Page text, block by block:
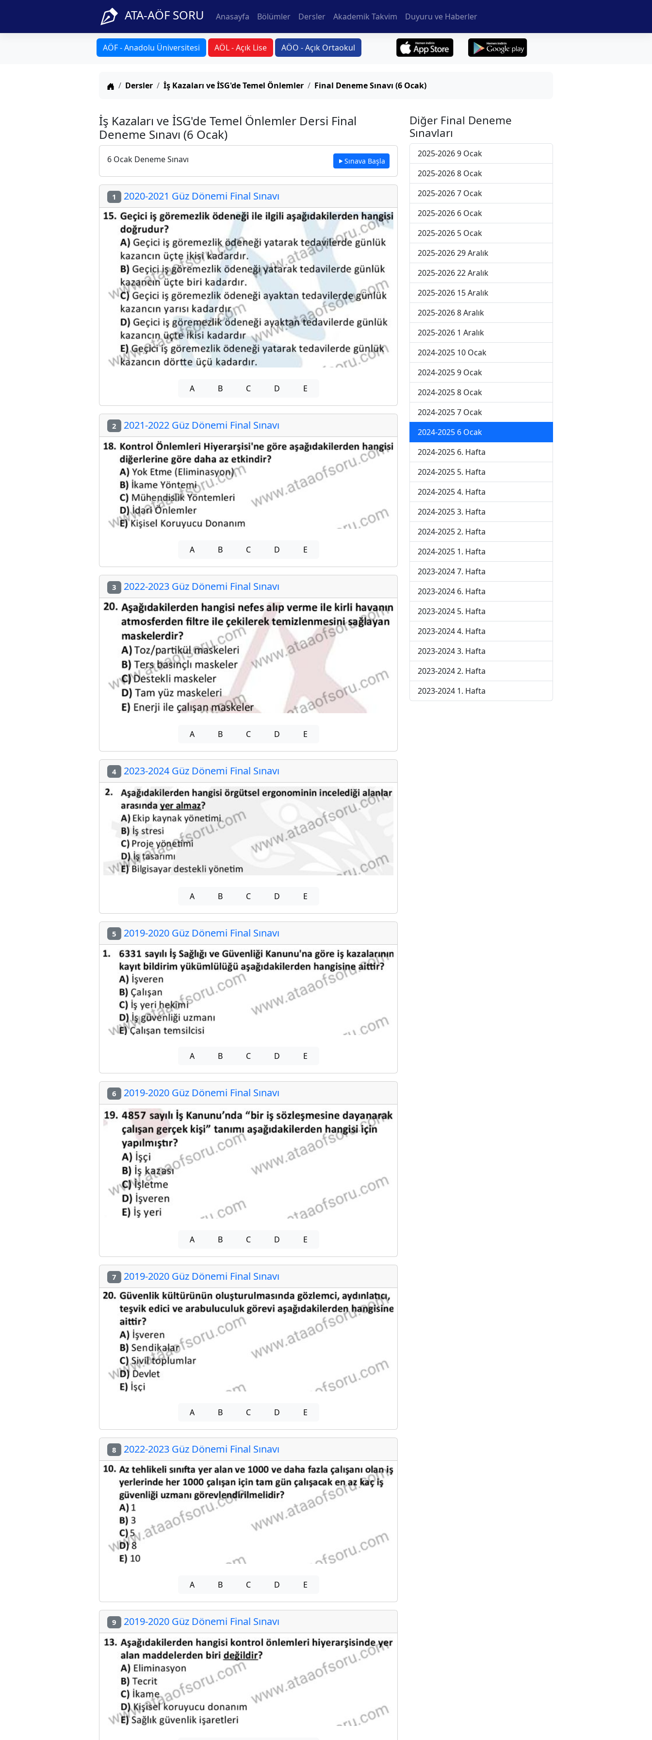
ATA-AÖF SORU Anasayfa Bölümler Dersler Akademik Takvim Duyuru ve Haberler
AÖF - Anadolu Üniversitesi AÖL - Açık Lise AÖO - Açık Ortaokul
Anasayfa
Dersler İş Kazaları ve İSG'de Temel Önlemler Final Deneme Sınavı (6 Ocak)
İş Kazaları ve İSG'de Temel Önlemler Dersi Final
Deneme Sınavı (6 Ocak)
6 Ocak Deneme Sınavı Sınava Başla
1 2020-2021 Güz Dönemi Final Sınavı
A B C D E
2 2021-2022 Güz Dönemi Final Sınavı
A B C D E
3 2022-2023 Güz Dönemi Final Sınavı
A B C D E
4 2023-2024 Güz Dönemi Final Sınavı
A B C D E
5 2019-2020 Güz Dönemi Final Sınavı
A B C D E
6 2019-2020 Güz Dönemi Final Sınavı
A B C D E
7 2019-2020 Güz Dönemi Final Sınavı
A B C D E
8 2022-2023 Güz Dönemi Final Sınavı
A B C D E
9 2019-2020 Güz Dönemi Final Sınavı
Diğer Final Deneme
Sınavları
2025-2026 9 Ocak
2025-2026 8 Ocak
2025-2026 7 Ocak
2025-2026 6 Ocak
2025-2026 5 Ocak
2025-2026 29 Aralık
2025-2026 22 Aralık
2025-2026 15 Aralık
2025-2026 8 Aralık
2025-2026 1 Aralık
2024-2025 10 Ocak
2024-2025 9 Ocak
2024-2025 8 Ocak
2024-2025 7 Ocak
2024-2025 6 Ocak
2024-2025 6. Hafta
2024-2025 5. Hafta
2024-2025 4. Hafta
2024-2025 3. Hafta
2024-2025 2. Hafta
2024-2025 1. Hafta
2023-2024 7. Hafta
2023-2024 6. Hafta
2023-2024 5. Hafta
2023-2024 4. Hafta
2023-2024 3. Hafta
2023-2024 2. Hafta
2023-2024 1. Hafta